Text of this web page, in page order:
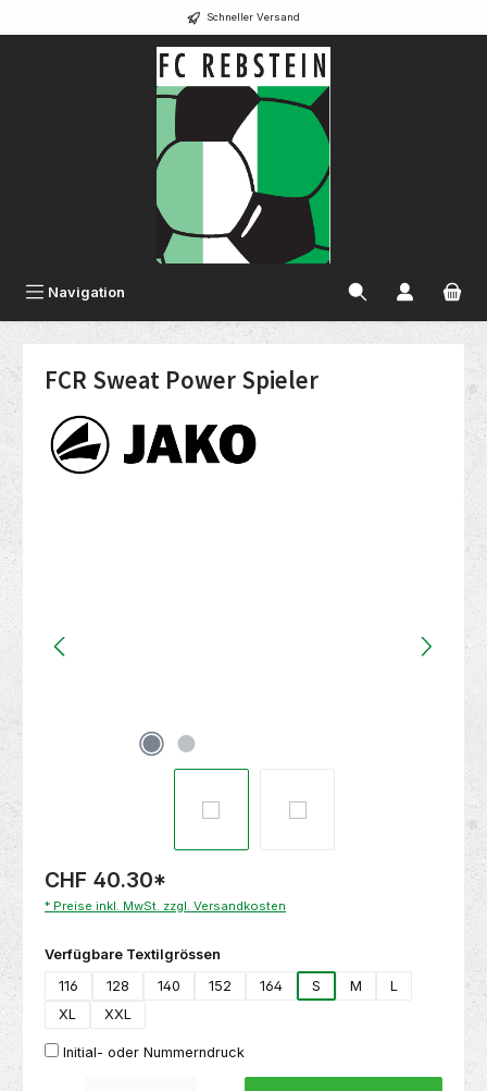
Schneller Versand
Navigation
FCR Sweat Power Spieler
CHF 40.30*
* Preise inkl. MwSt. zzgl. Versandkosten
Verfügbare Textilgrössen
116
128 140 152 164 S M
L
XL
XXL
Initial- oder Nummerndruck
Produkt Anzahl: Gib den gewünschten Wert ein oder benutze die Schaltflächen um